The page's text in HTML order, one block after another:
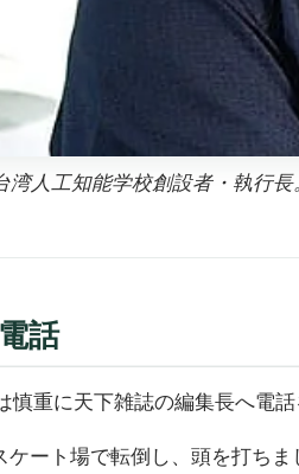
湾人工知能学校創設者・執行
話
慎重に天下雑誌の編集長へ電
ケート場で転倒し、頭を打ち